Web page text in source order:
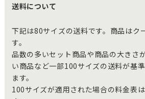
送料について
下記は80サイズの送料です。商品はク
す。
品数の多いセット商品や商品の大きさ
い商品など一部100サイズの送料が基
ます。
100サイズが適用された場合の料金表は